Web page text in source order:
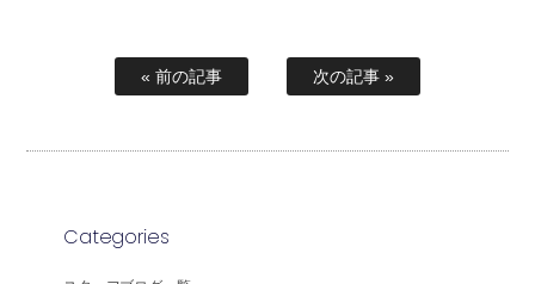
« 前の記事 次の記事 »
Categories